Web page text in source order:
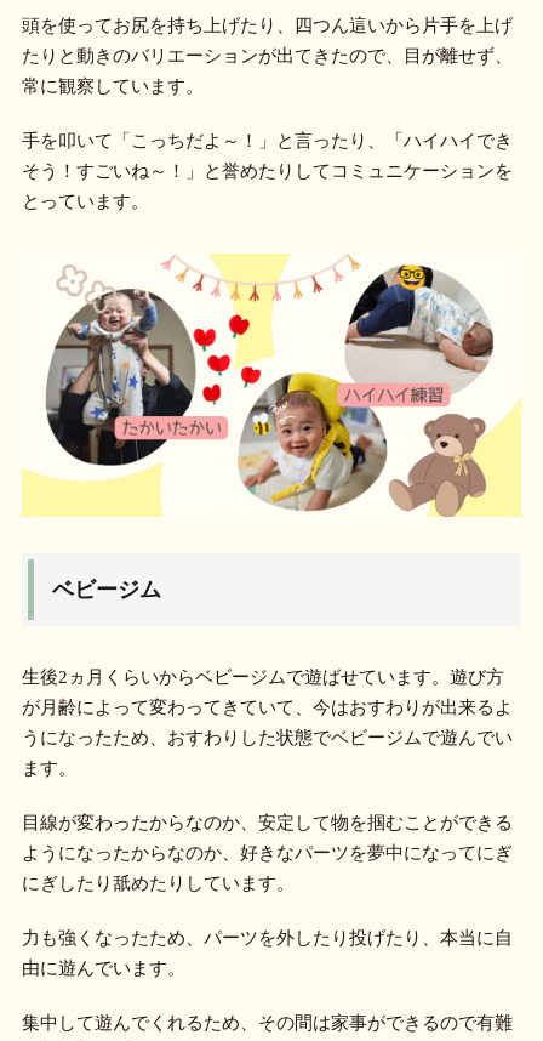
頭を使ってお尻を持ち上げたり、四つん這いから片手を上げ
たりと動きのバリエーションが出てきたので、目が離せず、
常に観察しています。
手を叩いて「こっちだよ～！」と言ったり、「ハイハイでき
そう！すごいね～！」と誉めたりしてコミュニケーションを
とっています。
ベビージム
生後2ヵ月くらいからベビージムで遊ばせています。遊び方
が月齢によって変わってきていて、今はおすわりが出来るよ
うになったため、おすわりした状態でベビージムで遊んでい
ます。
目線が変わったからなのか、安定して物を掴むことができる
ようになったからなのか、好きなパーツを夢中になってにぎ
にぎしたり舐めたりしています。
力も強くなったため、パーツを外したり投げたり、本当に自
由に遊んでいます。
集中して遊んでくれるため、その間は家事ができるので有難